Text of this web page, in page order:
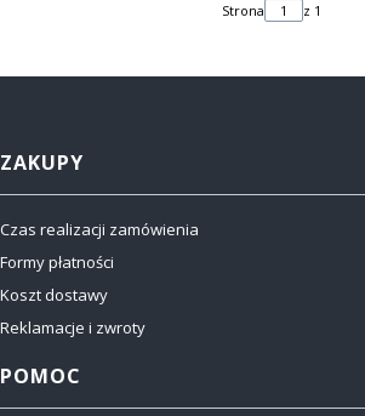
Strona z 1
Linki w stopce
ZAKUPY
Czas realizacji zamówienia
Formy płatności
Koszt dostawy
Reklamacje i zwroty
POMOC